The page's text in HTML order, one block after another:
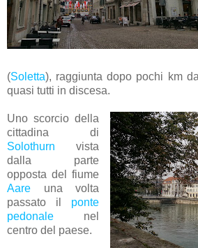
(Soletta), raggiunta dopo pochi km
quasi tutti in discesa.
Uno scorcio della
cittadina di
Solothurn vista
dalla parte
opposta del fiume
Aare una volta
passato il ponte
pedonale nel
centro del paese.